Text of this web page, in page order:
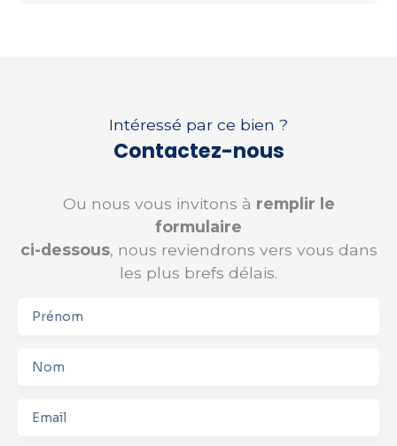
Intéressé par ce bien ?
Contactez-nous
Ou nous vous invitons à remplir le
formulaire
ci-dessous, nous reviendrons vers vous dans
les plus brefs délais.
Prénom
Nom
Email